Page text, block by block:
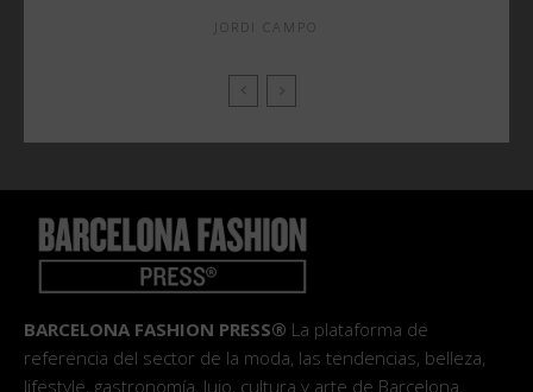
JORDI CAMPO
BARCELONA FASHION PRESS® La plataforma de
referencia del sector de la moda, las tendencias, belleza,
lifestyle, gastronomía, lujo, cultura y arte de Barcelona.